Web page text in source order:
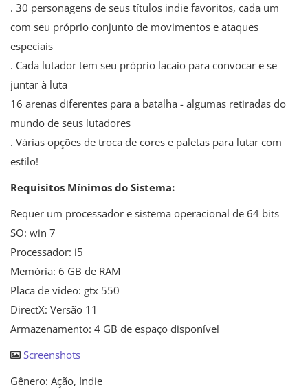
. 30 personagens de seus títulos indie favoritos, cada um
com seu próprio conjunto de movimentos e ataques
especiais
. Cada lutador tem seu próprio lacaio para convocar e se
juntar à luta
16 arenas diferentes para a batalha - algumas retiradas do
mundo de seus lutadores
. Várias opções de troca de cores e paletas para lutar com
estilo!
Requisitos Mínimos do Sistema:
Requer um processador e sistema operacional de 64 bits
SO: win 7
Processador: i5
Memória: 6 GB de RAM
Placa de vídeo: gtx 550
DirectX: Versão 11
Armazenamento: 4 GB de espaço disponível
Screenshots
Gênero: Ação, Indie